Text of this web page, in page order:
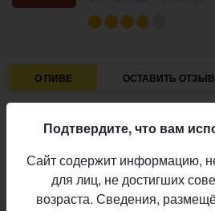
О ПИВЕ ОСТАВИТЬ ОТЗЫВ
Пивоварня:
Алкоголь:
5,5%
Начало
выпуска:
06.08.2020
Подтвердите, что вам
Сайт содержит информацию,
для лиц, не достигших
возраста. Сведения,